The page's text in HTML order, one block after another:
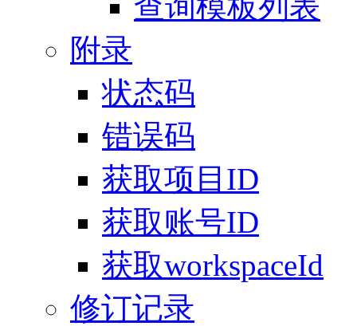
附录
状态码
错误码
获取项目ID
获取账号ID
获取workspaceId
修订记录